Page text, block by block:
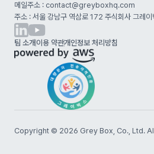
메일주소 : contact@greyboxhq.com
주소 : 서울 강남구 역삼로 172 주식회사 그레
팀 소개 이용 약관개인정보 처리방침
Copyright © 2026 Grey Box, Co., Ltd.